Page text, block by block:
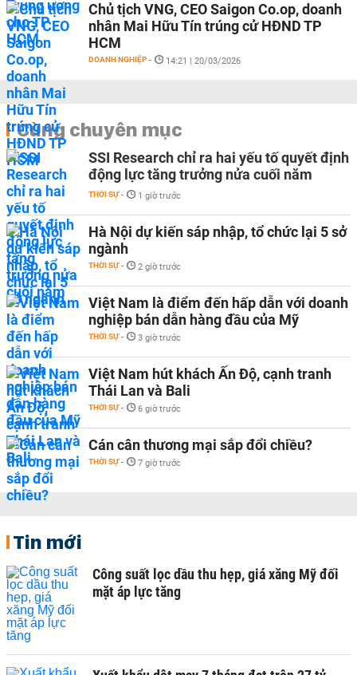
Chủ tịch VNG, CEO Saigon Co.op, doanh
nhân Mai Hữu Tín trúng cử HĐND TP
HCM
DOANH NGHIỆP - 14:21 | 20/03/2026
Cùng chuyên mục
SSI Research chỉ ra hai yếu tố quyết định
động lực tăng trưởng nửa cuối năm
THỜI SỰ - 1 giờ trước
Hà Nội dự kiến sáp nhập, tổ chức lại 5 sở
ngành
THỜI SỰ - 2 giờ trước
Việt Nam là điểm đến hấp dẫn với doanh
nghiệp bán dẫn hàng đầu của Mỹ
THỜI SỰ - 3 giờ trước
Việt Nam hút khách Ấn Độ, cạnh tranh
Thái Lan và Bali
THỜI SỰ - 6 giờ trước
Cán cân thương mại sắp đổi chiều?
THỜI SỰ - 7 giờ trước
Tin mới
Công suất lọc dầu thu hẹp, giá xăng Mỹ đối
mặt áp lực tăng